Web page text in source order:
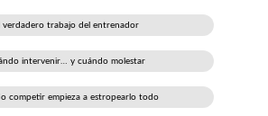
verdadero trabajo del entrenador
intervenir… y cuándo molestar
competir empieza a estropearlo todo